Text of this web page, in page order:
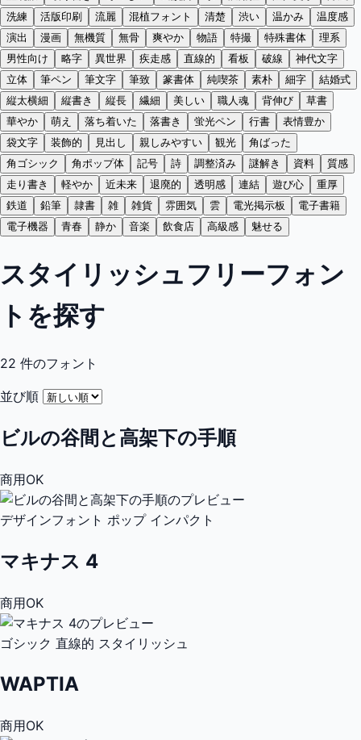
洗練
活版印刷 流麗 混植フォント 清楚 渋い 温かみ
温度感
演出
漫画 無機質 無骨 爽やか 物語 特撮 特殊書体
理系
男性向け
略字 異世界 疾走感 直線的 看板 破線
神代文字
立体
筆ペン 筆文字 筆致 篆書体 純喫茶 素朴 細字
結婚式
縦太横細
縦書き 縦長 繊細 美しい 職人魂 背伸び
草書
華やか
萌え 落ち着いた 落書き 蛍光ペン 行書
表情豊か
袋文字
装飾的 見出し 親しみやすい 観光
角ばった
角ゴシック
角ポップ体 記号 詩 調整済み 謎解き 資料
質感
走り書き
軽やか 近未来 退廃的 透明感 連結 遊び心
重厚
鉄道
鉛筆 隷書 雑 雑貨 雰囲気 雲 電光掲示板
電子書籍
電子機器
青春 静か 音楽 飲食店 高級感 魅せる
スタイリッシュフリーフォン
トを探す
22 件のフォント
並び順
ビルの谷間と高架下の手順
商用OK
デザインフォント ポップ インパクト
マキナス 4
商用OK
ゴシック 直線的 スタイリッシュ
WAPTIA
商用OK